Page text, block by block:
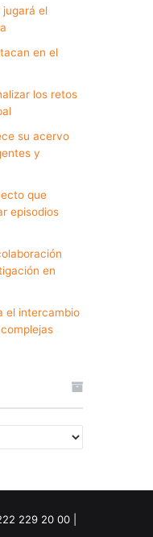
jugará el
en el
los retos
su acervo
y
que
episodios
en
el intercambio
229 20 00 |